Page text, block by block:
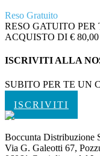
Reso Gratuito
RESO GATUITO
ACQUISTO DI € 80,00
ISCRIVITI ALLA
SUBITO PER TE UN
ISCRIVITI
Boccunta Distribuzione
Via G. Galeotti 67,